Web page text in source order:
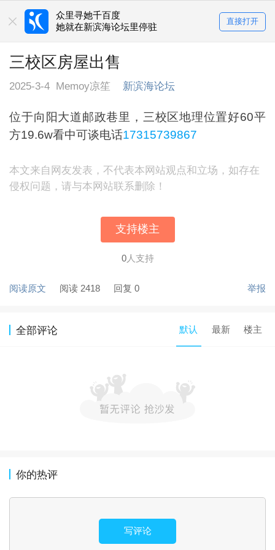
众里寻她千百度
她就在新滨海论坛里停驻
直接打开
三校区房屋出售
2025-3-4 Memoy凉笙 新滨海论坛
位于向阳大道邮政巷里，三校区地理位置好60平
方19.6w看中可谈电话17315739867
本文来自网友发表，不代表本网站观点和立场，如存在
侵权问题，请与本网站联系删除！
支持楼主
0人支持
阅读原文 阅读 2418 回复 0 举报
全部评论 默认 最新 楼主
你的热评
写评论